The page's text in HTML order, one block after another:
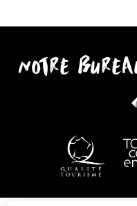
notre
COMMENT VENIR ?